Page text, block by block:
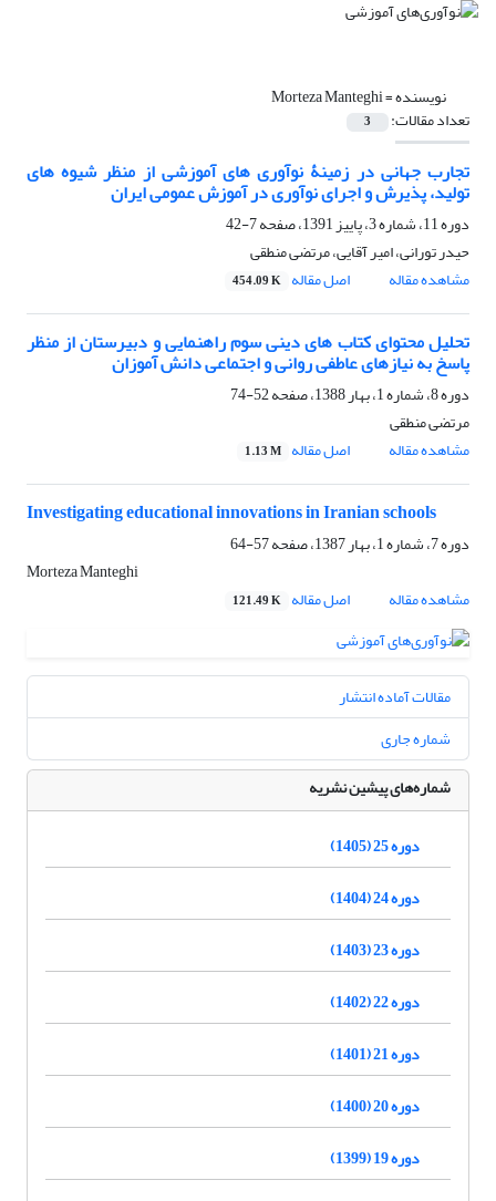
نویسنده =Morteza Manteghi
تعداد مقالات: 3
تجارب جهانی در زمینۀ نوآوری های آموزشی از منظر شیوه های
تولید، پذیرش و اجرای نوآوری در آموزش عمومی ایران
دوره 11، شماره 3، پاییز 1391، صفحه
7-42
حیدر تورانی، امیر آقایی، مرتضی منطقی
مشاهده مقاله
اصل مقاله 454.09 K
تحلیل محتوای کتاب های دینی سوم راهنمایی و دبیرستان از منظر
پاسخ به نیازهای عاطفی روانی و اجتماعی دانش آموزان
دوره 8، شماره 1، بهار 1388، صفحه
52-74
مرتضی منطقی
مشاهده مقاله
اصل مقاله 1.13 M
Investigating educational innovations in Iranian schools
دوره 7، شماره 1، بهار 1387، صفحه
57-64
Morteza Manteghi
مشاهده مقاله
اصل مقاله 121.49 K
مقالات آماده انتشار
شماره جاری
شماره‌های پیشین نشریه
دوره 25 (1405)
دوره 24 (1404)
دوره 23 (1403)
دوره 22 (1402)
دوره 21 (1401)
دوره 20 (1400)
دوره 19 (1399)